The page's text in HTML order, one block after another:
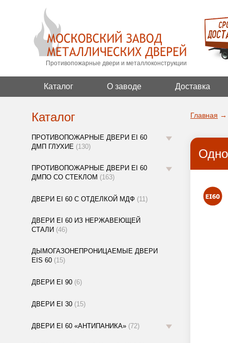
Противопожарные двери и металлоконструкции
Каталог О заводе Доставка
Каталог
ПРОТИВОПОЖАРНЫЕ ДВЕРИ EI 60
ДМП ГЛУХИЕ (130)
ПРОТИВОПОЖАРНЫЕ ДВЕРИ EI 60
ДМПО СО СТЕКЛОМ (163)
ДВЕРИ EI 60 С ОТДЕЛКОЙ МДФ (11)
ДВЕРИ EI 60 ИЗ НЕРЖАВЕЮЩЕЙ
СТАЛИ (46)
ДЫМОГАЗОНЕПРОНИЦАЕМЫЕ ДВЕРИ
EIS 60 (15)
ДВЕРИ EI 90 (6)
ДВЕРИ EI 30 (15)
ДВЕРИ EI 60 «АНТИПАНИКА» (72)
Главная →